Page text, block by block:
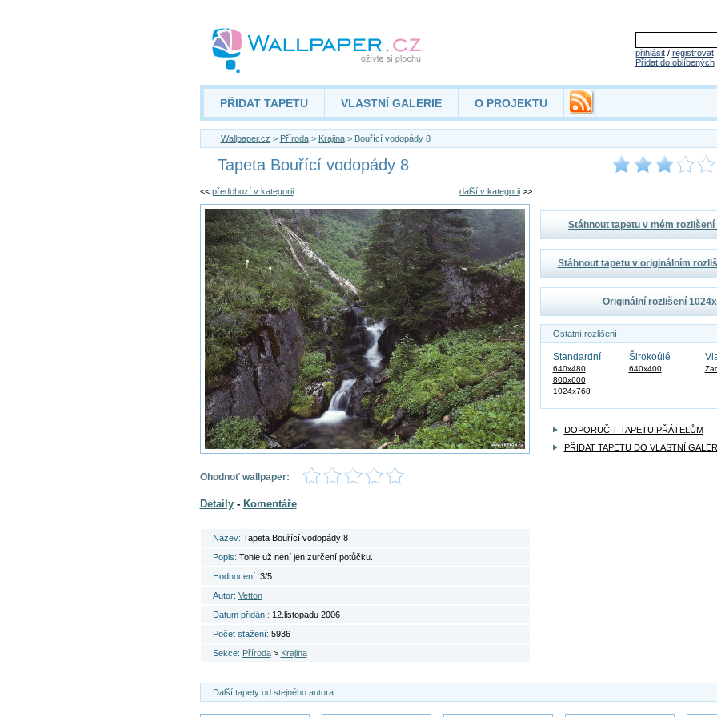
přihlásit/ registrovat
Přidat do oblíbených
PŘIDAT TAPETU VLASTNÍ GALERIE O PROJEKTU
Wallpaper.cz > Příroda> Krajina> Bouřící vodopády 8
Tapeta Bouřící vodopády 8
<< předchozí v kategorii další v kategorii>>
Ohodnoť wallpaper:
Detaily- Komentáře
Název: Tapeta Bouřící vodopády 8
Popis: Tohle už není jen zurčení potůčku.
Hodnocení: 3/5
Autor: Vetton
Datum přidání: 12.listopadu 2006
Počet stažení: 5936
Sekce: Příroda> Krajina
Stáhnout tapetu v mém rozlišení
Stáhnout tapetu v originálním
Originální rozlišení
Ostatní rozlišení
Standardní
640x480
800x600
1024x768
Širokoúlé
640x400
DOPORUČIT TAPETU PŘÁTELŮM
PŘIDAT TAPETU DO VLASTNÍ
Další tapety od stejného autora